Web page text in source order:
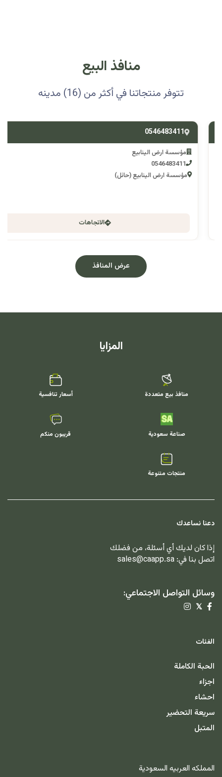
منافذ البيع
تتوفر منتجاتنا في أكثر من (16) مدينه
0546483411
مؤسسة ارض الينابيع
0546483411
مؤسسة ارض الينابيع (حائل)
الاتجاهات
عرض المنافذ
المزايا
منافذ بيع متعددة أسعار تنافسية
صناعة سعودية قريبون منكم
منتجات متنوعة
دعنا نساعدك
إذا كان لديك أي أسئلة، من فضلك
اتصل بنا في: sales@caapp.sa
وسائل التواصل الاجتماعي:
𝕏
الفئات
الحبة الكاملة
اجزاء
احشاء
سريعة التحضير
المتبل
المملكه العربيه السعودية